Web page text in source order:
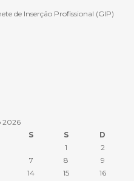
de Inserção Profissional (GIP)
2026
S S
D
1
2
7 8
9
14 15 16